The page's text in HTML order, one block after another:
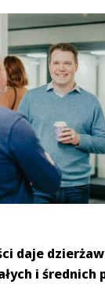
daje
i